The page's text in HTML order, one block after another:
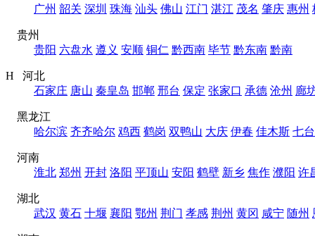
广州 韶关 深圳 珠海 汕头 佛山 江门 湛江 茂名 肇庆 惠州
贵州
贵阳 六盘水 遵义 安顺 铜仁 黔西南 毕节 黔东南 黔南
H 河北
石家庄 唐山 秦皇岛 邯郸 邢台 保定 张家口 承德 沧州 廊
黑龙江
哈尔滨 齐齐哈尔 鸡西 鹤岗 双鸭山 大庆 伊春 佳木斯 七
河南
淮北 郑州 开封 洛阳 平顶山 安阳 鹤壁 新乡 焦作 濮阳 许
湖北
武汉 黄石 十堰 襄阳 鄂州 荆门 孝感 荆州 黄冈 咸宁 随州